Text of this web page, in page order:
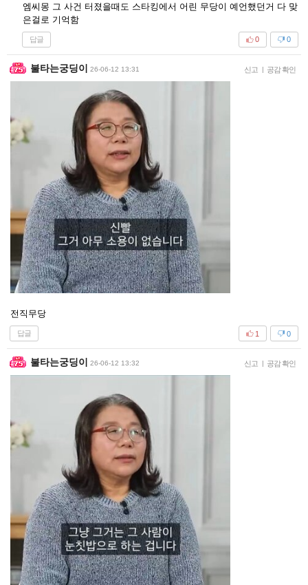
엠씨몽 그 사건 터졌을때도 스타킹에서 어린 무당이 예언했던거 다 맞
은걸로 기억함
답글 0
0
불타는궁딩이 26-06-12 13:31 신고 | 공감 확인
전직무당
답글 0
1
불타는궁딩이 26-06-12 13:32 신고 | 공감 확인